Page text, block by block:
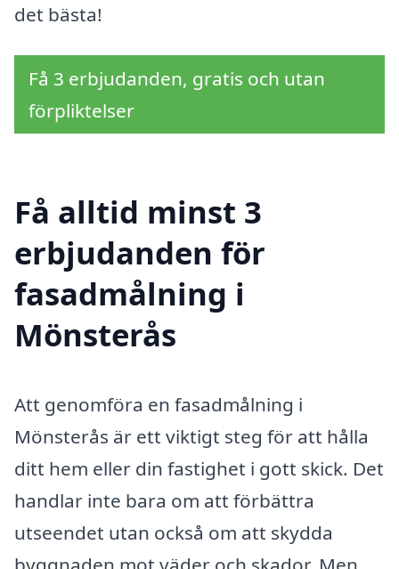
det bästa!
Få 3 erbjudanden, gratis och utan
förpliktelser
Få alltid minst 3
erbjudanden för
fasadmålning i
Mönsterås
Att genomföra en fasadmålning i
Mönsterås är ett viktigt steg för att hålla
ditt hem eller din fastighet i gott skick. Det
handlar inte bara om att förbättra
utseendet utan också om att skydda